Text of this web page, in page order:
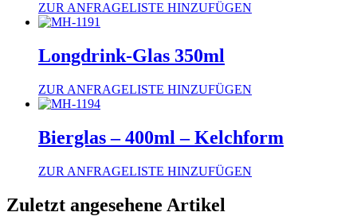
ZUR ANFRAGELISTE HINZUFÜGEN
Longdrink-Glas 350ml
ZUR ANFRAGELISTE HINZUFÜGEN
Bierglas – 400ml – Kelchform
ZUR ANFRAGELISTE HINZUFÜGEN
Zuletzt angesehene Artikel